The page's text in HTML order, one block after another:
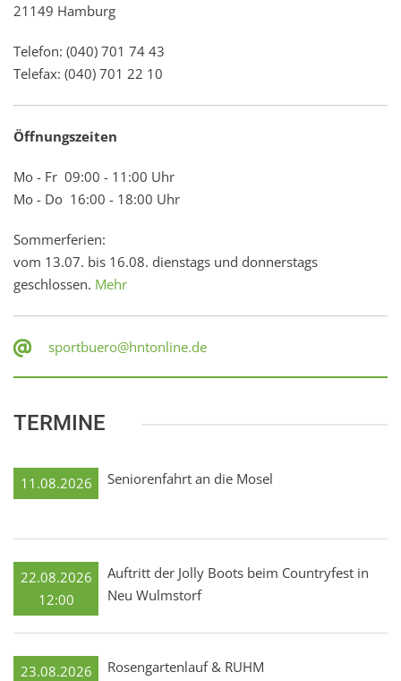
21149 Hamburg
Telefon: (040) 701 74 43
Telefax: (040) 701 22 10
Öffnungszeiten
Mo - Fr 09:00 - 11:00 Uhr
Mo - Do 16:00 - 18:00 Uhr
Sommerferien:
vom 13.07. bis 16.08. dienstags und donnerstags
geschlossen. Mehr
sportbuero@hntonline.de
TERMINE
11.08.2026 Seniorenfahrt an die Mosel
22.08.2026
12:00
Auftritt der Jolly Boots beim Countryfest in
Neu Wulmstorf
23.08.2026 Rosengartenlauf & RUHM